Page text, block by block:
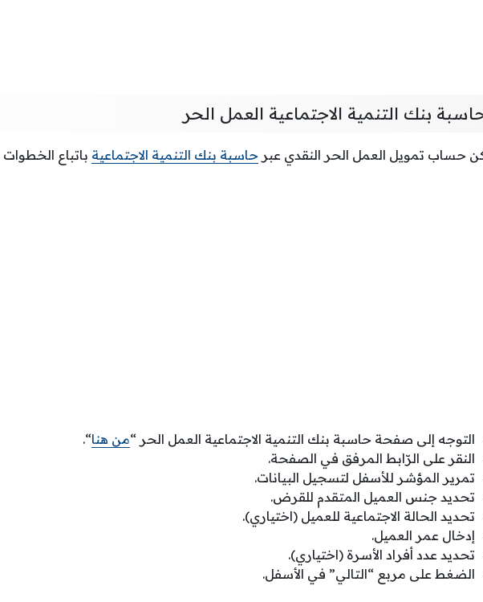
بنك التنمية الاجتماعية العمل الحر
حساب تمويل العمل الحر النقدي عبر حاسبة بنك التنمية الاجتماعية باتباع الخطوات
التوجه إلى صفحة حاسبة بنك التنمية الاجتماعية العمل الحر “من هنا“.
النقر على الرّابط المرفق في الصفحة.
تمرير المؤشر للأسفل لتسجيل البيانات.
تحديد جنس العميل المتقدم للقرض.
تحديد الحالة الاجتماعية للعميل (اختياري).
إدخال عمر العميل.
تحديد عدد أفراد الأسرة (اختياري).
الضغط على مربع “التالي” في الأسفل.